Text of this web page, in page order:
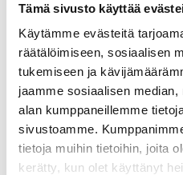
Tämä sivusto käyttää
Käytämme evästeitä
räätälöimiseen, sosiaalisen
tukemiseen ja
jaamme sosiaalisen
alan kumppaneillemme
sivustoamme.
tietoja muihin tietoihin, joita
kerätty, kun olet käyttänyt
Monitoimitalon kirjasto
perjantaina klo 12.00
3.8.2026
Henkilömuutoksia
29.7.2026
Asfaltointityöt